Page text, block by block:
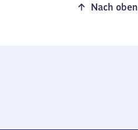
Nach oben